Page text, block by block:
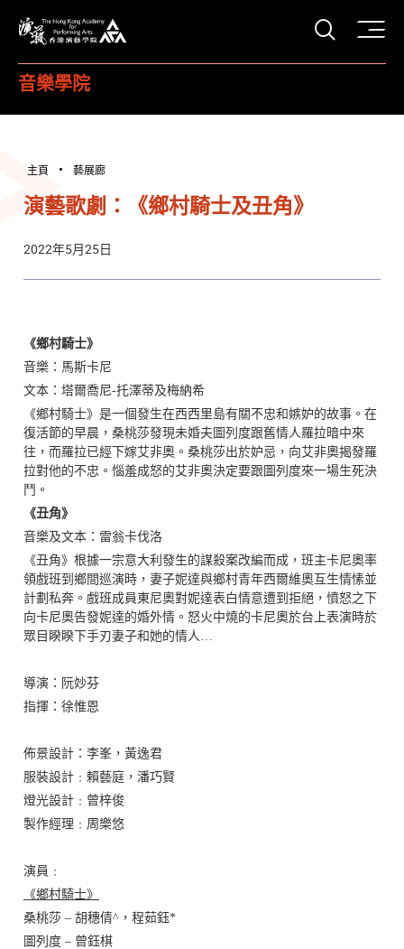
打開
音樂學院
主頁 藝展廊
演藝歌劇：《鄉村騎士及丑角》
2022年5月25日
《鄉村騎士》
音樂：馬斯卡尼
文本：塔爾喬尼-托澤蒂及梅納希
《鄉村騎士》是一個發生在西西里島有關不忠和嫉妒的故事。在
復活節的早晨，桑桃莎發現未婚夫圖列度跟舊情人羅拉暗中來
往，而羅拉已經下嫁艾非奧。 桑桃莎出於妒忌，向艾非奧揭發羅
拉對他的不忠。惱羞成怒的艾非奧決定要跟圖列度來一場生死決
鬥。
《丑角》
音樂及文本：雷翁卡伐洛
《丑角》根據一宗意大利發生的謀殺案改編而成，班主卡尼奧率
領戲班到鄉間巡演時，妻子妮達與鄉村青年西爾維奧互生情愫並
計劃私奔。戲班成員東尼奧對妮達表白情意遭到拒絕，憤怒之下
向卡尼奧告發妮達的婚外情。怒火中燒的卡尼奧於台上表演時於
眾目睽睽下手刃妻子和她的情人…
導演：阮妙芬
指揮：徐惟恩
佈景設計：李峯，黃逸君
服裝設計﹕賴藝庭，潘巧賢
燈光設計﹕曾梓俊
製作經理﹕周樂悠
演員﹕
《鄉村騎士》
桑桃莎 – 胡穗倩^，程茹鈺*
圖列度 – 曾鈺棋